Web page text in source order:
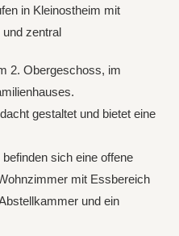
in Kleinostheim mit
zentral
2. Obergeschoss, im
gestaltet und bietet eine
sich eine offene
mit Essbereich
und ein